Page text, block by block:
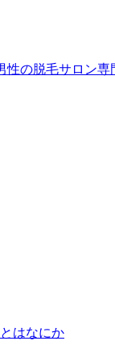
性の脱毛サロン専
はなにか